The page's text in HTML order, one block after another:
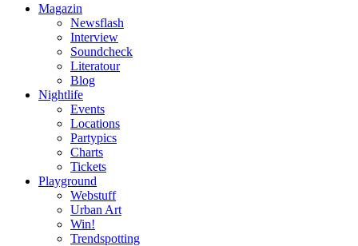
Magazin
Newsflash
Interview
Soundcheck
Literatour
Blog
Nightlife
Events
Locations
Partypics
Charts
Tickets
Playground
Webstuff
Urban Art
Win!
Trendspotting